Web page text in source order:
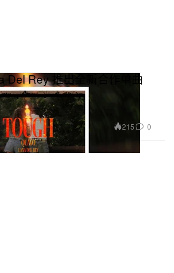
Del Rey 推出全新合作单曲
215 0